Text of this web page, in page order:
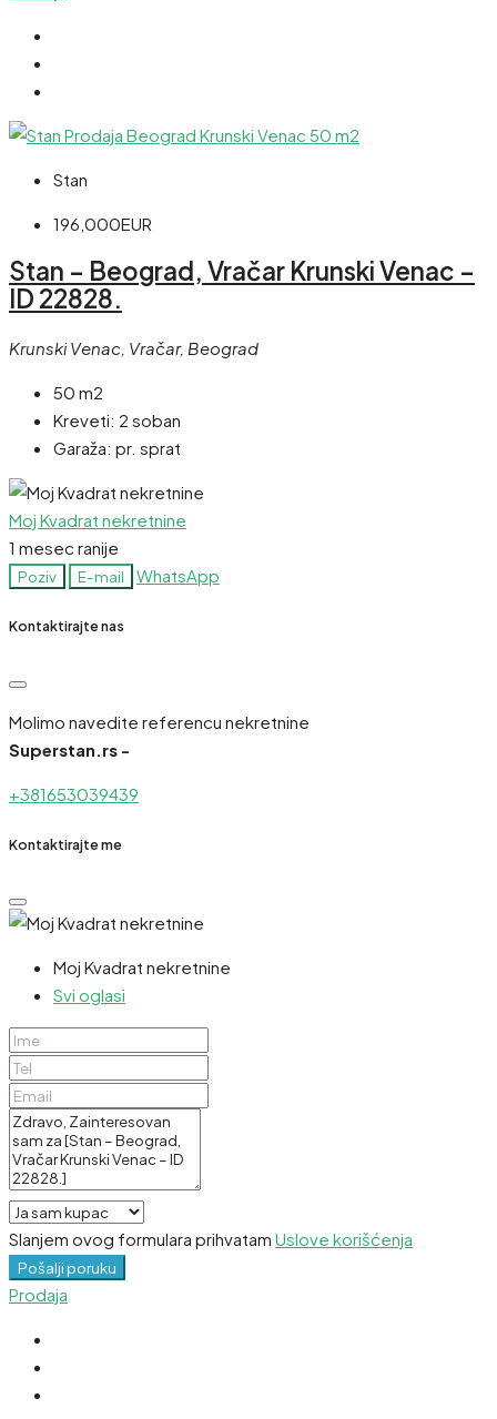
Stan
196,000EUR
Stan – Beograd, Vračar Krunski Venac –
ID 22828.
Krunski Venac, Vračar, Beograd
50 m2
Kreveti: 2 soban
Garaža: pr. sprat
Moj Kvadrat nekretnine
1 mesec ranije
Poziv E-mail WhatsApp
Kontaktirajte nas
Molimo navedite referencu nekretnine
Superstan.rs -
+381653039439
Kontaktirajte me
Moj Kvadrat nekretnine
Svi oglasi
Slanjem ovog formulara prihvatam Uslove korišćenja
Pošalji poruku
Prodaja